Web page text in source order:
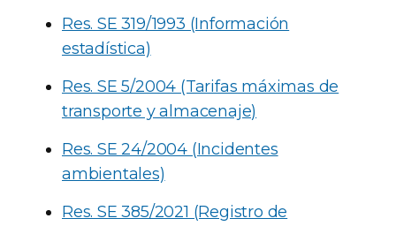
Res. SE 319/1993 (Información
estadística)
Res. SE 5/2004 (Tarifas máximas de
transporte y almacenaje)
Res. SE 24/2004 (Incidentes
ambientales)
Res. SE 385/2021 (Registro de